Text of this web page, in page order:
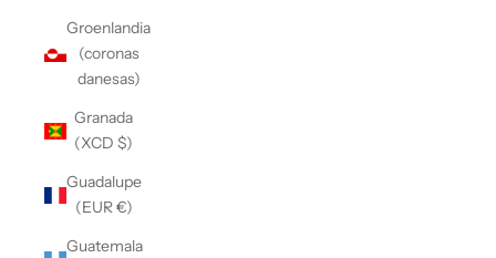
Groenlandia
(coronas
danesas)
Granada
(XCD $)
Guadalupe
(EUR €)
Guatemala